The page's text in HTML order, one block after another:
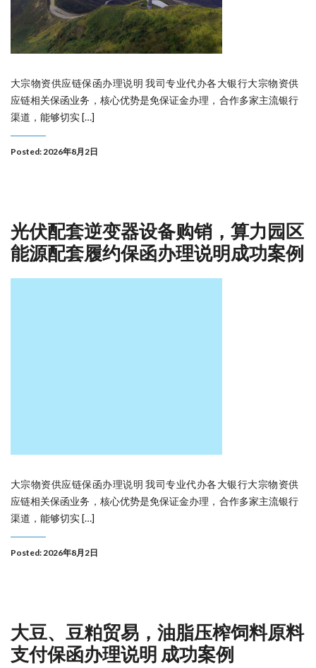
大宗物资供应链保函办理说明 我司专业代办各大银行大宗物资供
应链相关保函业务，核心优势是免保证金办理，合作多家主流银行
渠道，能够切实 […]
Posted: 2026年8月2日
光伏配套逆变器设备购销，算力园区
能源配套履约保函办理说明成功案例
大宗物资供应链保函办理说明 我司专业代办各大银行大宗物资供
应链相关保函业务，核心优势是免保证金办理，合作多家主流银行
渠道，能够切实 […]
Posted: 2026年8月2日
大豆、豆粕贸易，油脂压榨饲料原料
支付保函办理说明 成功案例